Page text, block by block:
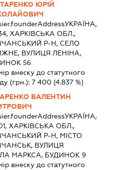
ЮРІЙ
УКРАЇНА,
ХАРКІВСЬКА ОБЛ.,
Р-Н, СЕЛО
ВУЛИЦЯ ЛЕНІНА,
56
внеску до статутного
(грн.): 7 400 (4.837 %)
ВАЛЕНТИН
УКРАЇНА,
ХАРКІВСЬКА ОБЛ.,
Р-Н, МІСТО
ВУЛИЦЯ
МАРКСА, БУДИНОК 9
внеску до статутного